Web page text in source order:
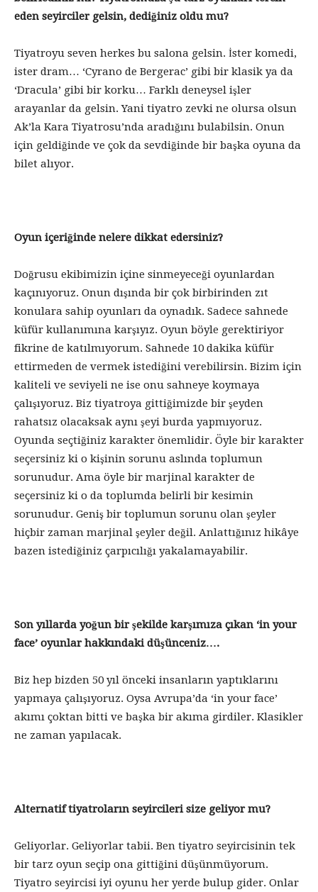
eden seyirciler gelsin, dediğiniz oldu mu?
Tiyatroyu seven herkes bu salona gelsin. İster komedi,
ister dram… ‘Cyrano de Bergerac’ gibi bir klasik ya da
‘Dracula’ gibi bir korku… Farklı deneysel işler
arayanlar da gelsin. Yani tiyatro zevki ne olursa olsun
Ak’la Kara Tiyatrosu’nda aradığını bulabilsin. Onun
için geldiğinde ve çok da sevdiğinde bir başka oyuna da
bilet alıyor.
Oyun içeriğinde nelere dikkat edersiniz?
Doğrusu ekibimizin içine sinmeyeceği oyunlardan
kaçınıyoruz. Onun dışında bir çok birbirinden zıt
konulara sahip oyunları da oynadık. Sadece sahnede
küfür kullanımına karşıyız. Oyun böyle gerektiriyor
fikrine de katılmıyorum. Sahnede 10 dakika küfür
ettirmeden de vermek istediğini verebilirsin. Bizim için
kaliteli ve seviyeli ne ise onu sahneye koymaya
çalışıyoruz. Biz tiyatroya gittiğimizde bir şeyden
rahatsız olacaksak aynı şeyi burda yapmıyoruz.
Oyunda seçtiğiniz karakter önemlidir. Öyle bir karakter
seçersiniz ki o kişinin sorunu aslında toplumun
sorunudur. Ama öyle bir marjinal karakter de
seçersiniz ki o da toplumda belirli bir kesimin
sorunudur. Geniş bir toplumun sorunu olan şeyler
hiçbir zaman marjinal şeyler değil. Anlattığınız hikâye
bazen istediğiniz çarpıcılığı yakalamayabilir.
Son yıllarda yoğun bir şekilde karşımıza çıkan ‘in your
face’ oyunlar hakkındaki düşünceniz….
Biz hep bizden 50 yıl önceki insanların yaptıklarını
yapmaya çalışıyoruz. Oysa Avrupa’da ‘in your face’
akımı çoktan bitti ve başka bir akıma girdiler. Klasikler
ne zaman yapılacak.
Alternatif tiyatroların seyircileri size geliyor mu?
Geliyorlar. Geliyorlar tabii. Ben tiyatro seyircisinin tek
bir tarz oyun seçip ona gittiğini düşünmüyorum.
Tiyatro seyircisi iyi oyunu her yerde bulup gider. Onlar